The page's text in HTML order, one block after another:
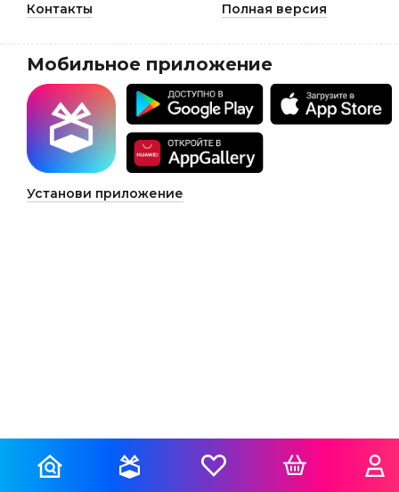
Контакты Полная версия
Мобильное приложение
Установи приложение